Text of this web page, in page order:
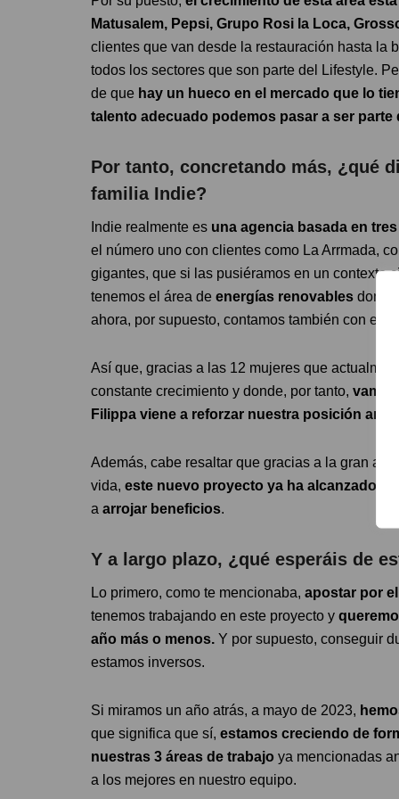
Matusalem, Pepsi, Grupo Rosi la Loca,
clientes que van desde la restauración hasta la
todos los sectores que son parte del Lifestyle.
de que hay un hueco en el mercado que lo
talento adecuado podemos pasar a ser parte
Por tanto, concretando más, ¿qué
familia Indie?
Indie realmente es una agencia basada en
el número uno con clientes como La Arrmada,
gigantes, que si las pusiéramos en un contexto
tenemos el área de energías renovables
ahora, por supuesto, contamos también con el
Así que, gracias a las 12 mujeres que
constante crecimiento y donde, por tanto,
Filippa viene a reforzar nuestra posición
Además, cabe resaltar que gracias a la gran
vida, este nuevo proyecto ya ha alcanzado su
a arrojar beneficios.
Y a largo plazo, ¿qué esperáis de
Lo primero, como te mencionaba, apostar por
tenemos trabajando en este proyecto y
año más o menos. Y por supuesto, conseguir
estamos inversos.
Si miramos un año atrás, a mayo de 2023,
que significa que sí, estamos creciendo de
nuestras 3 áreas de trabajo ya mencionadas
a los mejores en nuestro equipo.